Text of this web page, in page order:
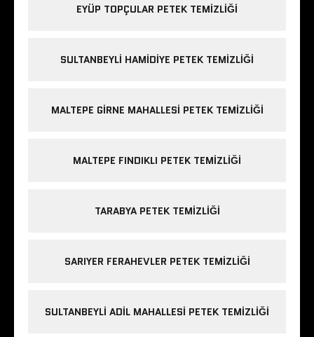
EYÜP TOPÇULAR PETEK TEMIZLIĞI
SULTANBEYLI HAMIDIYE PETEK TEMIZLIĞI
MALTEPE GIRNE MAHALLESI PETEK TEMIZLIĞI
MALTEPE FINDIKLI PETEK TEMIZLIĞI
TARABYA PETEK TEMIZLIĞI
SARIYER FERAHEVLER PETEK TEMIZLIĞI
SULTANBEYLI ADIL MAHALLESI PETEK TEMIZLIĞI